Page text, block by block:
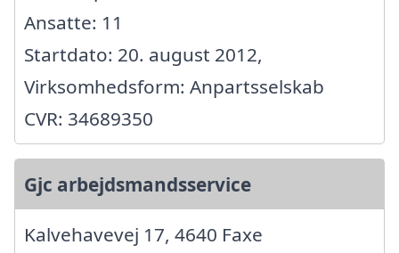
Ansatte: 11
Startdato: 20. august 2012,
Virksomhedsform: Anpartsselskab
CVR: 34689350
Gjc arbejdsmandsservice
Kalvehavevej 17, 4640 Faxe